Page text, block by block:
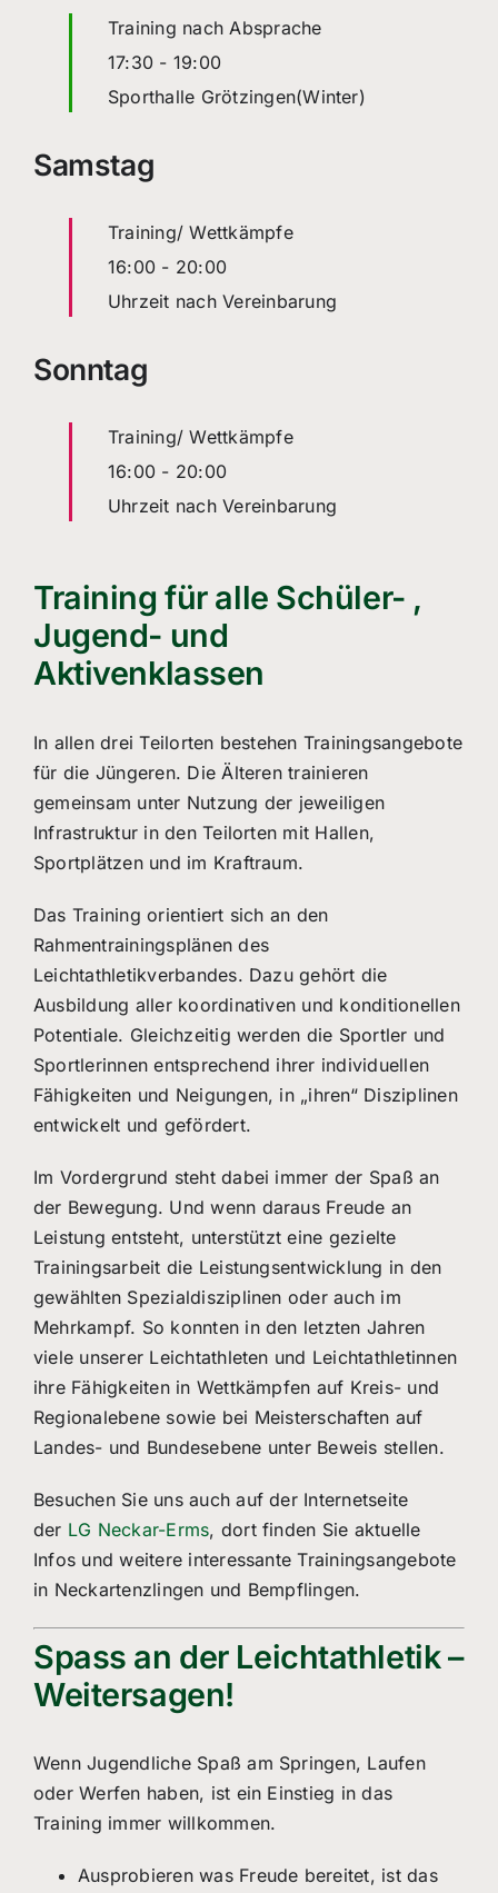
Training nach Absprache
17:30 - 19:00
Sporthalle Grötzingen(Winter)
Samstag
Training/ Wettkämpfe
16:00 - 20:00
Uhrzeit nach Vereinbarung
Sonntag
Training/ Wettkämpfe
16:00 - 20:00
Uhrzeit nach Vereinbarung
Training für alle Schüler- ,
Jugend- und
Aktivenklassen
In allen drei Teilorten bestehen Trainingsangebote
für die Jüngeren. Die Älteren trainieren
gemeinsam unter Nutzung der jeweiligen
Infrastruktur in den Teilorten mit Hallen,
Sportplätzen und im Kraftraum.
Das Training orientiert sich an den
Rahmentrainingsplänen des
Leichtathletikverbandes. Dazu gehört die
Ausbildung aller koordinativen und konditionellen
Potentiale. Gleichzeitig werden die Sportler und
Sportlerinnen entsprechend ihrer individuellen
Fähigkeiten und Neigungen, in „ihren“ Disziplinen
entwickelt und gefördert.
Im Vordergrund steht dabei immer der Spaß an
der Bewegung. Und wenn daraus Freude an
Leistung entsteht, unterstützt eine gezielte
Trainingsarbeit die Leistungsentwicklung in den
gewählten Spezialdisziplinen oder auch im
Mehrkampf. So konnten in den letzten Jahren
viele unserer Leichtathleten und Leichtathletinnen
ihre Fähigkeiten in Wettkämpfen auf Kreis- und
Regionalebene sowie bei Meisterschaften auf
Landes- und Bundesebene unter Beweis stellen.
Besuchen Sie uns auch auf der Internetseite
der LG Neckar-Erms, dort finden Sie aktuelle
Infos und weitere interessante Trainingsangebote
in Neckartenzlingen und Bempflingen.
Spass an der Leichtathletik –
Weitersagen!
Wenn Jugendliche Spaß am Springen, Laufen
oder Werfen haben, ist ein Einstieg in das
Training immer willkommen.
Ausprobieren was Freude bereitet, ist das